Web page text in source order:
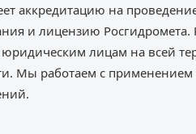
аккредитацию на
и лицензию Росгидромета.
юридическим лицам на всей
Мы работаем с применением